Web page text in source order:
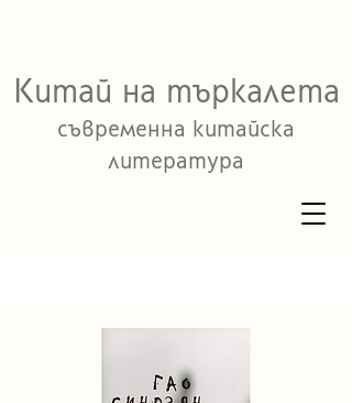
Китай на търкалета
съвременна китайска
литература